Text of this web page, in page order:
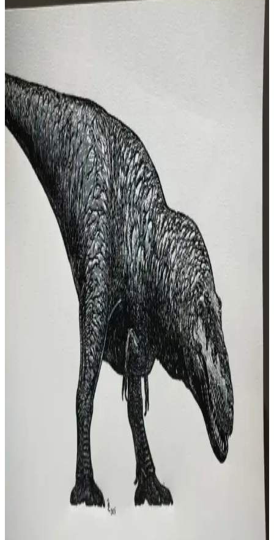
Linocut Baskı Sanatında Çok Bloklu Teknik ve
yöntemleri ön planda.
Soğuk Pres Laminatör ile Linocut Baskı Yöntemi ve
Saguaro Kaktüs Örneği
Soğuk pres laminatörler, linocut baskı sanatında ekonomik ve pratik
bir alternatif sunar. Mekanik modifikasyonlarla performans artırılır,
farklı boyutlarda net ve dengeli baskılar yapılabilir.
Jigsaw Linocut Tekniğiyle Alberta'dan Glacier
National Park'a Dağ Manzarası Baskısı
Jigsaw linocut tekniğiyle Alberta'dan Glacier National Park'a bakan
dağ manzarasında renk karışımları ve kompozisyon dengesi
inceleniyor. Mürekkep katmanları ve görsel kontrastlar baskının
atmosferini oluşturuyor.
Linocut Sanatında Kişisel Stil ve Teknik Gelişim:
Mark III Çalışmasının İncelenmesi
Mark III çalışması, linocut baskı sanatında teknik ustalık ve kişisel
ifade arasındaki dengeyi araştırır. Minimalizm ve gerçekçilikle insan
anatomisi linocut'ta özgün biçimde sunuluyor.
Linocut Kedi Ayraçlarının Malzeme Seçimi ve
Üretim Süreci Detayları
Linocut baskı tekniğiyle hazırlanan kedi figürlü ayraçlarda malzeme
seçimi ve üretim süreci ürün kalitesini belirler. Pamuklu tonlu
kağıtlar tercih edilir, baskı sonrası kurutma ve kesim önemlidir.
Linocut Baskı Sanatında Malzeme Seçimi ve Teknik
İpuçlarıyla Başarıya Ulaşma
Linocut baskı sanatında malzeme seçimi, kesici alet bakımı ve baskı
teknikleriyle başarılı sonuçlar elde etmek mümkündür. Gri lino levha
ve uygun araçlar baskı kalitesini artırır.